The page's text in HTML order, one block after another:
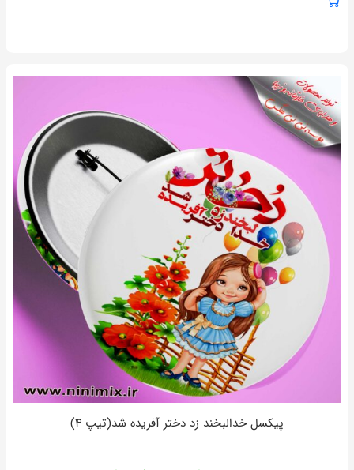
پیکسل خدالبخند زد دختر آفریده شد(تیپ ۴)